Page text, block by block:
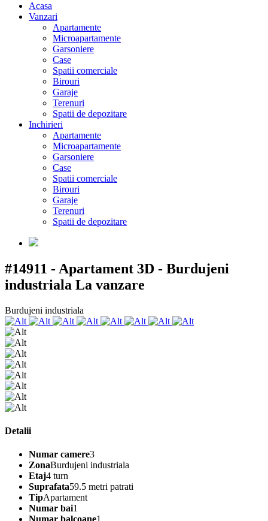
Acasa
Vanzari
Apartamente
Microapartamente
Garsoniere
Case
Spatii comerciale
Birouri
Garaje
Terenuri
Spatii de depozitare
Inchirieri
Apartamente
Microapartamente
Garsoniere
Case
Spatii comerciale
Birouri
Garaje
Terenuri
Spatii de depozitare
#14911 - Apartament 3D - Burdujeni
industriala La vanzare
Burdujeni industriala
Detalii
Numar camere3
ZonaBurdujeni industriala
Etaj4 turn
Suprafata59.5 metri patrati
TipApartament
Numar bai1